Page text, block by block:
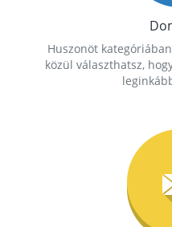
Huszonöt
közül választhatsz,